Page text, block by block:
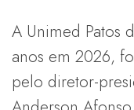
A Unimed Patos
anos em 2026,
pelo diretor-